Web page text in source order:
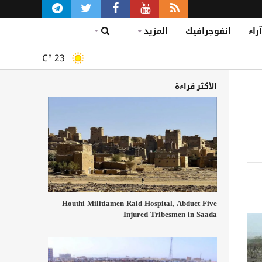
آراء انفوجرافيك المزيد
C° 23
الأكثر قراءة
Houthi Militiamen Raid Hospital, Abduct Five
Injured Tribesmen in Saada